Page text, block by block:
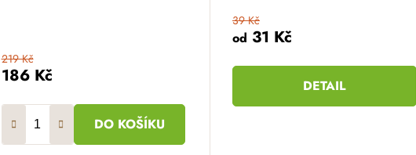
186 Kč
219 Kč
DO KOŠÍKU
od 31 Kč
39 Kč
DETAIL